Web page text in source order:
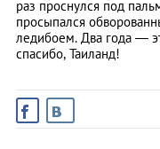
раз проснулся под
просыпался
ледибоем. Два года —
спасибо, Таиланд!